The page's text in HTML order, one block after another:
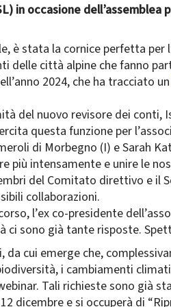
in occasione
è stata la cornice perfetta per
delle città alpine che fanno
2024, che ha tracciato un
del nuovo revisore dei conti,
questa funzione per
di Morbegno (I) e Sarah
più intensamente e unire le
del Comitato direttivo e
collaborazioni.
l’ex co-presidente
sono già tante risposte.
cui emerge che,
i cambiamenti
Tali richieste sono già
dicembre e si occuperà di